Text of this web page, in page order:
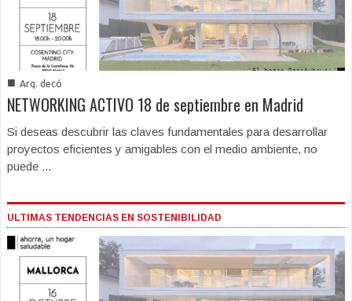
■ Arq. decó
NETWORKING ACTIVO 18 de septiembre en Madrid
Si deseas descubrir las claves fundamentales para desarrollar
proyectos eficientes y amigables con el medio ambiente, no
puede ...
ULTIMAS TENDENCIAS EN SOSTENIBILIDAD